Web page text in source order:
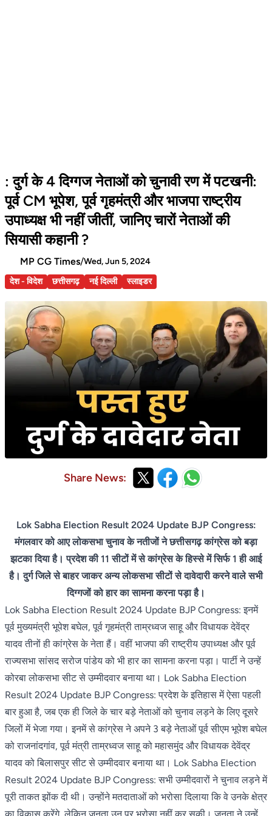
: दुर्ग के 4 दिग्गज नेताओं को चुनावी रण में पटखनी:
पूर्व CM भूपेश, पूर्व गृहमंत्री और भाजपा राष्ट्रीय
उपाध्यक्ष भी नहीं जीतीं, जानिए चारों नेताओं की
सियासी कहानी ?
MP CG Times/Wed, Jun 5, 2024
देश - विदेश
छत्तीसगढ़ नई दिल्ली स्लाइडर
Share News:
Lok Sabha Election Result 2024 Update BJP Congress:
मंगलवार को आए लोकसभा चुनाव के नतीजों ने छत्तीसगढ़ कांग्रेस को बड़ा
झटका दिया है। प्रदेश की 11 सीटों में से कांग्रेस के हिस्से में सिर्फ 1 ही आई
है। दुर्ग जिले से बाहर जाकर अन्य लोकसभा सीटों से दावेदारी करने वाले सभी
दिग्गजों को हार का सामना करना पड़ा है।
Lok Sabha Election Result 2024 Update BJP Congress: इनमें
पूर्व मुख्यमंत्री भूपेश बघेल, पूर्व गृहमंत्री ताम्रध्वज साहू और विधायक देवेंद्र
यादव तीनों ही कांग्रेस के नेता हैं। वहीं भाजपा की राष्ट्रीय उपाध्यक्ष और पूर्व
राज्यसभा सांसद सरोज पांडेय को भी हार का सामना करना पड़ा। पार्टी ने उन्हें
कोरबा लोकसभा सीट से उम्मीदवार बनाया था। Lok Sabha Election
Result 2024 Update BJP Congress: प्रदेश के इतिहास में ऐसा पहली
बार हुआ है, जब एक ही जिले के चार बड़े नेताओं को चुनाव लड़ने के लिए दूसरे
जिलों में भेजा गया। इनमें से कांग्रेस ने अपने 3 बड़े नेताओं पूर्व सीएम भूपेश बघेल
को राजनांदगांव, पूर्व मंत्री ताम्रध्वज साहू को महासमुंद और विधायक देवेंद्र
यादव को बिलासपुर सीट से उम्मीदवार बनाया था। Lok Sabha Election
Result 2024 Update BJP Congress: सभी उम्मीदवारों ने चुनाव लड़ने में
पूरी ताकत झोंक दी थी। उन्होंने मतदाताओं को भरोसा दिलाया कि वे उनके क्षेत्र